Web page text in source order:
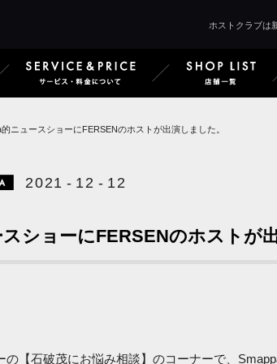
ホストクラブは
ABOUT Smappa!Groupとは
ニュースショーにFERSENのホストが出演しました。
von Fersen
News Media
2021 - 12 - 12
ショーにFERSENのホストが
の【石破茂にお悩み相談】のコーナーで、